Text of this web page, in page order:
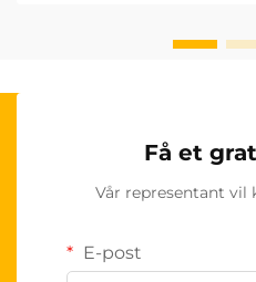
Få et
Vår representant vil
E-post